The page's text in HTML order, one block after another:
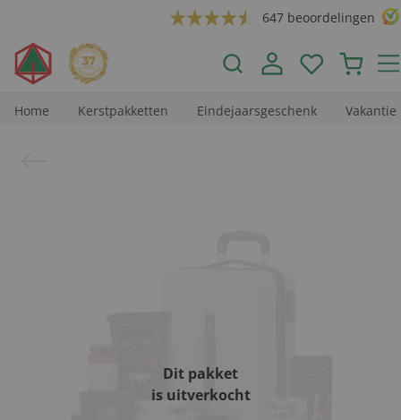
647 beoordelingen
Home Kerstpakketten Eindejaarsgeschenk Vakantie
Dit pakket
is uitverkocht